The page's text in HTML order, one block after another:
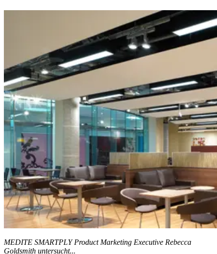
MEDITE SMARTPLY Product Marketing Executive Rebecca
Goldsmith untersucht...